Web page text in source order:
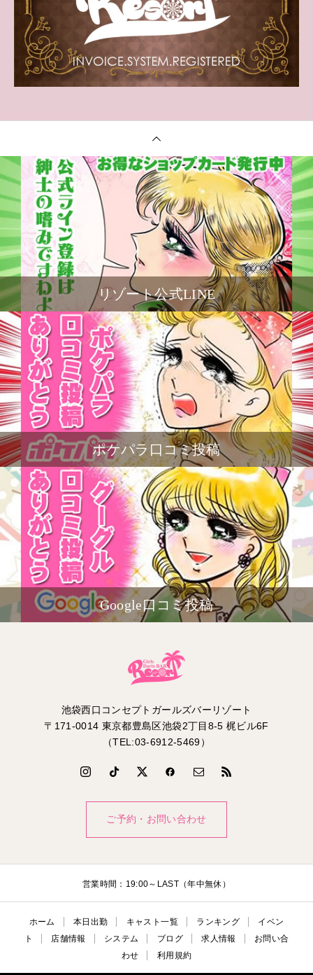
リゾート公式LINE
ポケパラ口コミ投稿
Google口コミ投稿
池袋西口コンセプトガールズバーリゾート
〒171-0014 東京都豊島区池袋2丁目8-5 梶ビル6F
（TEL:03-6912-5469）
ご予約・お問い合わせ
営業時間：19:00～LAST（年中無休）
ホーム 本日出勤 キャスト一覧 ランキング
イベン
ト
店舗情報 システム ブログ 求人情報
お問い合
わせ
利用規約